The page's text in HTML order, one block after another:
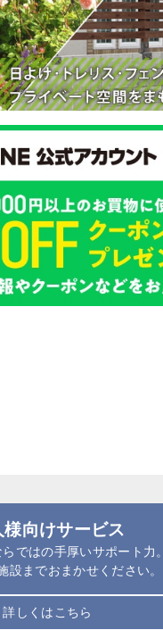
様向けサービス
ではの手厚いサポート力。
設までおまかせください。
詳しくはこちら